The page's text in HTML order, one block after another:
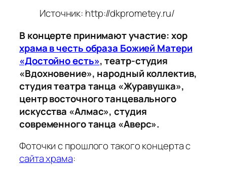
Источник: http://dkprometey.ru/
В концерте принимают участие: хор
храма в честь образа Божией Матери
«Достойно есть», театр-студия
«Вдохновение», народный коллектив,
студия театра танца «Журавушка»,
центр восточного танцевального
искусства «Алмас», студия
современного танца «Аверс».
Фоточки с прошлого такого концерта c
сайта храма: